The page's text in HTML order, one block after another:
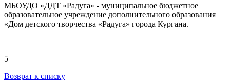
МБОУДО «ДДТ «Радуга» - муниципальное бюджетное
образовательное учреждение дополнительного образования
«Дом детского творчества «Радуга» города Кургана.
5
Возврат к списку